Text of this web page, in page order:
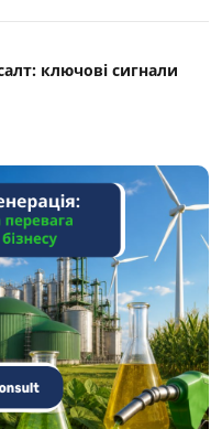
ключові cигнали